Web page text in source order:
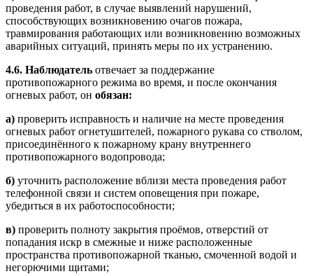
проведения работ, в случае выявлений нарушений,
способствующих возникновению очагов пожара,
травмирования работающих или возникновению возможных
аварийных ситуаций, принять меры по их устранению.
4.6. Наблюдатель отвечает за поддержание
противопожарного режима во время, и после окончания
огневых работ, он обязан:
а) проверить исправность и наличие на месте проведения
огневых работ огнетушителей, пожарного рукава со стволом,
присоединённого к пожарному крану внутреннего
противопожарного водопровода;
б) уточнить расположение вблизи места проведения работ
телефонной связи и систем оповещения при пожаре,
убедиться в их работоспособности;
в) проверить полноту закрытия проёмов, отверстий от
попадания искр в смежные и ниже расположенные
пространства противопожарной тканью, смоченной водой и
негорючими щитами;